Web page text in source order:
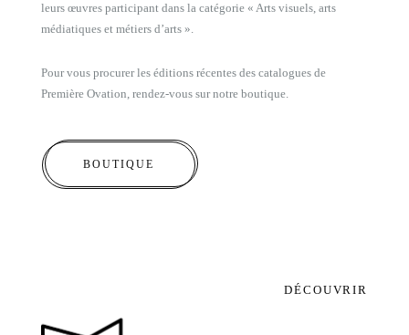
leurs œuvres participant dans la catégorie « Arts visuels, arts
médiatiques et métiers d’arts ».
Pour vous procurer les éditions récentes des catalogues de
Première Ovation, rendez-vous sur notre boutique.
BOUTIQUE
DÉCOUVRIR